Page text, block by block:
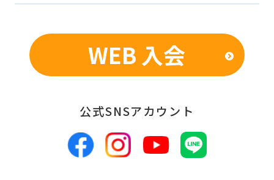
WEB 入会
公式SNSアカウント